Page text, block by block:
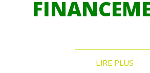
LIRE PLUS